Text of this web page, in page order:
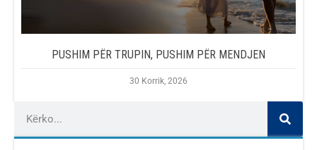
PUSHIM PËR TRUPIN, PUSHIM PËR MENDJEN
30 Korrik, 2026